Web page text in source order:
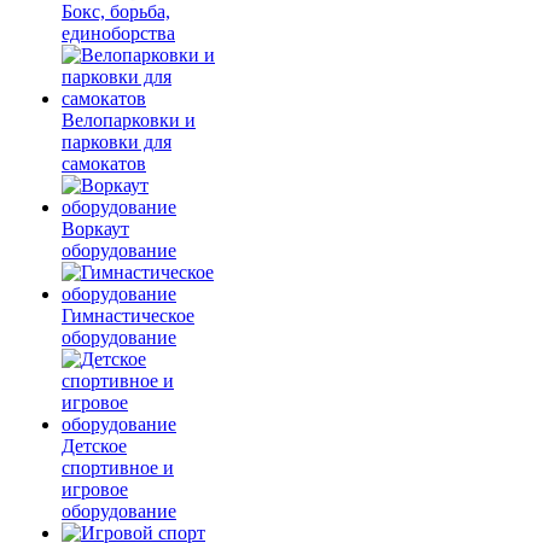
Бокс, борьба,
единоборства
Велопарковки и
парковки для
самокатов
Воркаут
оборудование
Гимнастическое
оборудование
Детское
спортивное и
игровое
оборудование